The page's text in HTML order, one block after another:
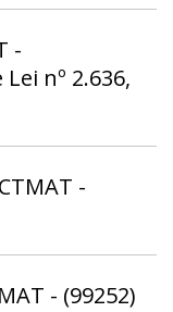
-
nº 2.636,
-
- (99252)